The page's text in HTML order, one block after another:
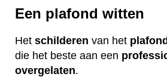
Een plafond witten
Het schilderen van het plafond
die het beste aan een
overgelaten.